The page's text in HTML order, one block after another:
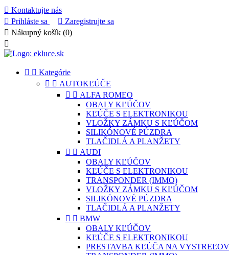
 Kontaktujte nás
 Prihláste sa  Zaregistrujte sa
 Nákupný košík (0)

  Kategórie
  AUTOKĽÚČE
  ALFA ROMEO
OBALY KĽÚČOV
KĽÚČE S ELEKTRONIKOU
VLOŽKY ZÁMKU S KĽÚČOM
SILIKÓNOVÉ PÚZDRA
TLAČIDLÁ A PLANŽETY
  AUDI
OBALY KĽÚČOV
KĽÚČE S ELEKTRONIKOU
TRANSPONDER (IMMO)
VLOŽKY ZÁMKU S KĽÚČOM
SILIKÓNOVÉ PÚZDRA
TLAČIDLÁ A PLANŽETY
  BMW
OBALY KĽÚČOV
KĽÚČE S ELEKTRONIKOU
PRESTAVBA KĽÚČA NA